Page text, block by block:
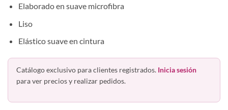
Elaborado en suave microfibra
Liso
Elástico suave en cintura
Catálogo exclusivo para clientes registrados. Inicia sesión
para ver precios y realizar pedidos.